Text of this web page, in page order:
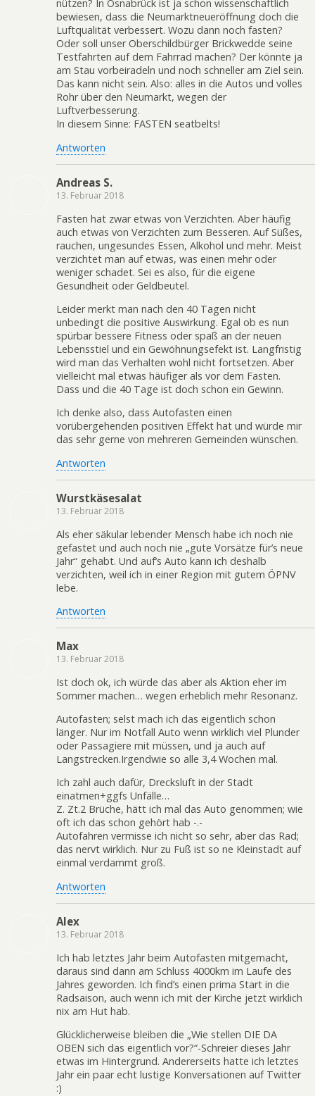
nützen? In Osnabrück ist ja schon wissenschaftlich
bewiesen, dass die Neumarktneueröffnung doch die
Luftqualität verbessert. Wozu dann noch fasten?
Oder soll unser Oberschildbürger Brickwedde seine
Testfahrten auf dem Fahrrad machen? Der könnte ja
am Stau vorbeiradeln und noch schneller am Ziel sein.
Das kann nicht sein. Also: alles in die Autos und volles
Rohr über den Neumarkt, wegen der
Luftverbesserung.
In diesem Sinne: FASTEN seatbelts!
Antworten
Andreas S.
13. Februar 2018
Fasten hat zwar etwas von Verzichten. Aber häufig
auch etwas von Verzichten zum Besseren. Auf Süßes,
rauchen, ungesundes Essen, Alkohol und mehr. Meist
verzichtet man auf etwas, was einen mehr oder
weniger schadet. Sei es also, für die eigene
Gesundheit oder Geldbeutel.
Leider merkt man nach den 40 Tagen nicht
unbedingt die positive Auswirkung. Egal ob es nun
spürbar bessere Fitness oder spaß an der neuen
Lebensstiel und ein Gewöhnungsefekt ist. Langfristig
wird man das Verhalten wohl nicht fortsetzen. Aber
vielleicht mal etwas häufiger als vor dem Fasten.
Dass und die 40 Tage ist doch schon ein Gewinn.
Ich denke also, dass Autofasten einen
vorübergehenden positiven Effekt hat und würde mir
das sehr gerne von mehreren Gemeinden wünschen.
Antworten
Wurstkäsesalat
13. Februar 2018
Als eher säkular lebender Mensch habe ich noch nie
gefastet und auch noch nie „gute Vorsätze für’s neue
Jahr“ gehabt. Und auf’s Auto kann ich deshalb
verzichten, weil ich in einer Region mit gutem ÖPNV
lebe.
Antworten
Max
13. Februar 2018
Ist doch ok, ich würde das aber als Aktion eher im
Sommer machen… wegen erheblich mehr Resonanz.
Autofasten; selst mach ich das eigentlich schon
länger. Nur im Notfall Auto wenn wirklich viel Plunder
oder Passagiere mit müssen, und ja auch auf
Langstrecken.Irgendwie so alle 3,4 Wochen mal.
Ich zahl auch dafür, Drecksluft in der Stadt
einatmen+ggfs Unfälle…
Z. Zt.2 Brüche, hätt ich mal das Auto genommen; wie
oft ich das schon gehört hab -.-
Autofahren vermisse ich nicht so sehr, aber das Rad;
das nervt wirklich. Nur zu Fuß ist so ne Kleinstadt auf
einmal verdammt groß.
Antworten
Alex
13. Februar 2018
Ich hab letztes Jahr beim Autofasten mitgemacht,
daraus sind dann am Schluss 4000km im Laufe des
Jahres geworden. Ich find’s einen prima Start in die
Radsaison, auch wenn ich mit der Kirche jetzt wirklich
nix am Hut hab.
Glücklicherweise bleiben die „Wie stellen DIE DA
OBEN sich das eigentlich vor?“-Schreier dieses Jahr
etwas im Hintergrund. Andererseits hatte ich letztes
Jahr ein paar echt lustige Konversationen auf Twitter
:)